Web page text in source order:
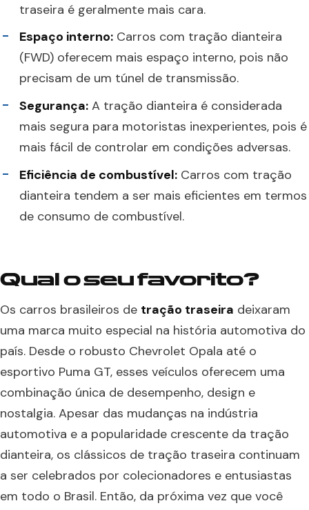
traseira é geralmente mais cara.
Espaço interno: Carros com tração dianteira
(FWD) oferecem mais espaço interno, pois não
precisam de um túnel de transmissão.
Segurança: A tração dianteira é considerada
mais segura para motoristas inexperientes, pois é
mais fácil de controlar em condições adversas.
Eficiência de combustível: Carros com tração
dianteira tendem a ser mais eficientes em termos
de consumo de combustível.
Qual o seu favorito?
Os carros brasileiros de tração traseira deixaram
uma marca muito especial na história automotiva do
país. Desde o robusto Chevrolet Opala até o
esportivo Puma GT, esses veículos oferecem uma
combinação única de desempenho, design e
nostalgia. Apesar das mudanças na indústria
automotiva e a popularidade crescente da tração
dianteira, os clássicos de tração traseira continuam
a ser celebrados por colecionadores e entusiastas
em todo o Brasil. Então, da próxima vez que você